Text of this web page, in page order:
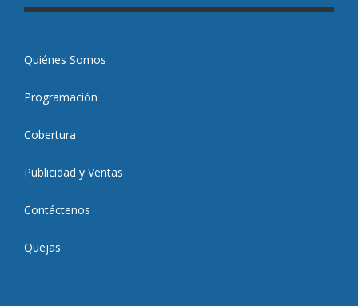
Quiénes Somos
Programación
Cobertura
Publicidad y Ventas
Contáctenos
Quejas